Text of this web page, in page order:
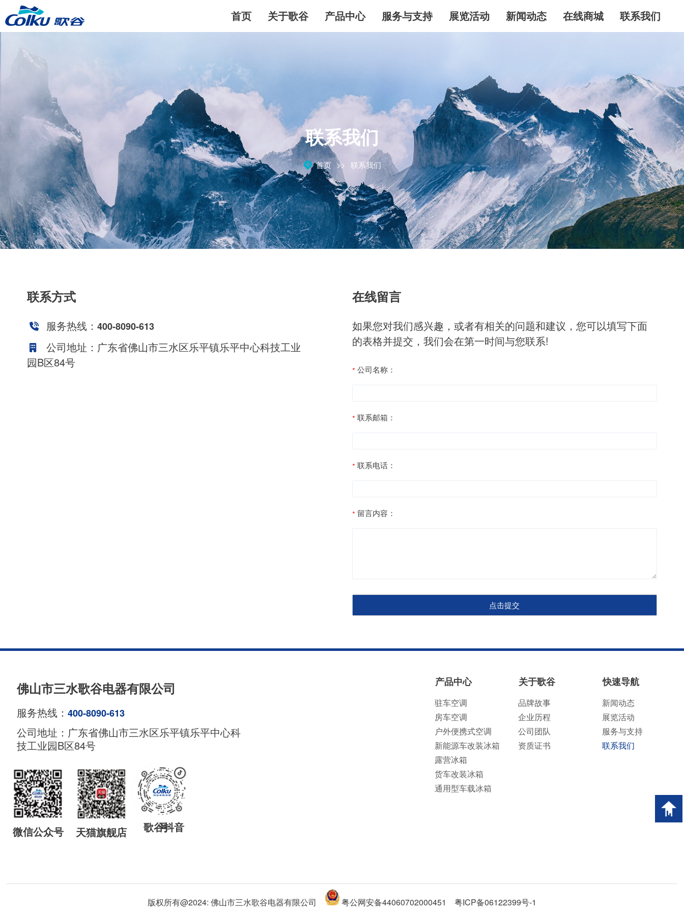
首页 关于歌谷 产品中心 服务与支持 展览活动 新闻动态 在线商城 联系我们
联系我们
首页 联系我们
联系方式
服务热线：400-8090-613
公司地址：广东省佛山市三水区乐平镇乐平中心科技工业
园B区84号
在线留言
如果您对我们感兴趣，或者有相关的问题和建议，您可以填写下面
的表格并提交，我们会在第一时间与您联系!
公司名称：
联系邮箱：
联系电话：
留言内容：
点击提交
佛山市三水歌谷电器有限公司
服务热线：400-8090-613
公司地址：广东省佛山市三水区乐平镇乐平中心科
技工业园B区84号
微信公众号 天猫旗舰店 歌谷抖音号
产品中心
驻车空调
房车空调
户外便携式空调
新能源车改装冰箱
露营冰箱
货车改装冰箱
通用型车载冰箱
关于歌谷
品牌故事
企业历程
公司团队
资质证书
快速导航
新闻动态
展览活动
服务与支持
联系我们
版权所有@2024: 佛山市三水歌谷电器有限公司 粤公网安备44060702000451 粤ICP备06122399号-1